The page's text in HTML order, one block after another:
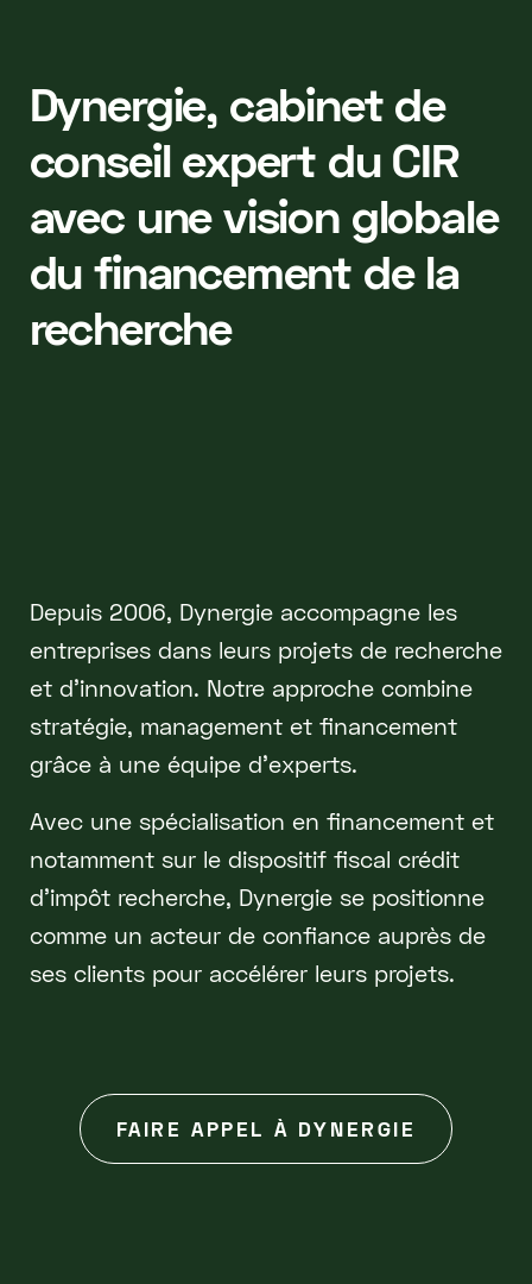
Dynergie, cabinet de
conseil expert du CIR
avec une vision globale
du financement de la
recherche
Depuis 2006, Dynergie accompagne les
entreprises dans leurs projets de recherche
et d'innovation. Notre approche combine
stratégie, management et financement
grâce à une équipe d'experts.
Avec une spécialisation en financement et
notamment sur le dispositif fiscal crédit
d'impôt recherche, Dynergie se positionne
comme un acteur de confiance auprès de
ses clients pour accélérer leurs projets.
FAIRE APPEL À DYNERGIE